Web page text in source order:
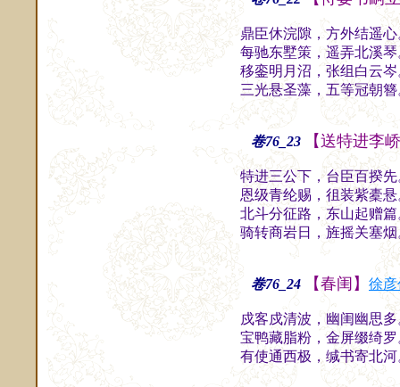
鼎臣休浣隙，方外结遥
每驰东墅策，遥弄北溪
移銮明月沼，张组白云
三光悬圣藻，五等冠朝
卷76_23 【送特进李
特进三公下，台臣百揆
恩级青纶赐，徂装紫橐
北斗分征路，东山起赠
骑转商岩日，旌摇关塞
卷76_24 【春闺】 徐彦
戍客戍清波，幽闺幽思
宝鸭藏脂粉，金屏缀绮
有使通西极，缄书寄北